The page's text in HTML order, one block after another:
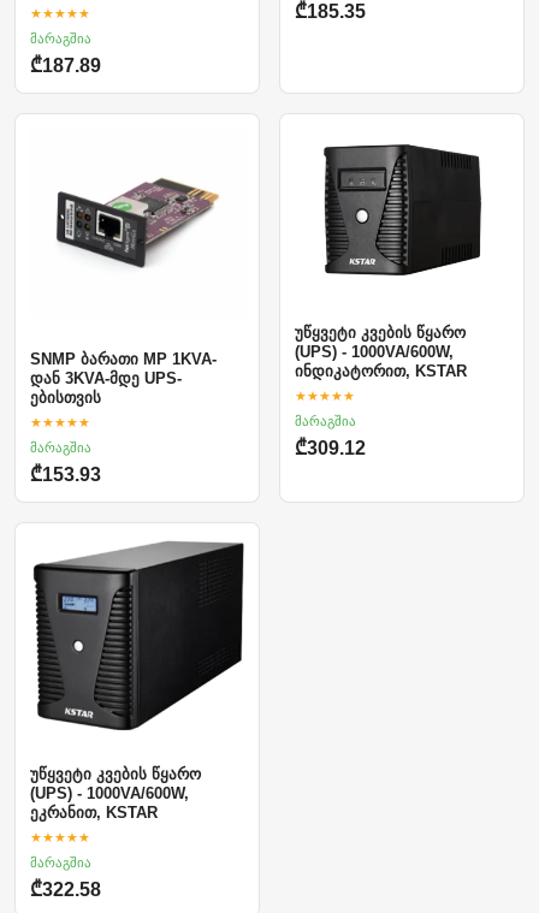
★★★★★
მარაგშია
₾187.89
₾185.35
SNMP ბარათი MP 1KVA-
დან 3KVA-მდე UPS-
ებისთვის
★★★★★
მარაგშია
₾153.93
უწყვეტი კვების წყარო
(UPS) - 1000VA/600W,
ინდიკატორით, KSTAR
★★★★★
მარაგშია
₾309.12
უწყვეტი კვების წყარო
(UPS) - 1000VA/600W,
ეკრანით, KSTAR
★★★★★
მარაგშია
₾322.58